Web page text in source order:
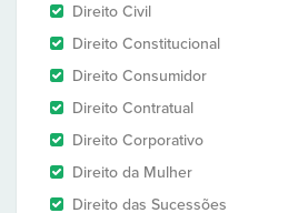
Direito Civil
Direito Constitucional
Direito Consumidor
Direito Contratual
Direito Corporativo
Direito da Mulher
Direito das Sucessões